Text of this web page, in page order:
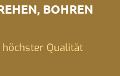
BOHREN
Qualität